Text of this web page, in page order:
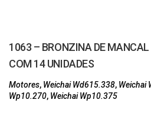
1063 – BRONZINA DE
COM 14 UNIDADES
Motores, Weichai Wd615.338, Weichai
Wp10.270, Weichai Wp10.375